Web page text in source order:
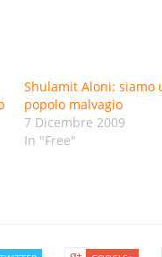
Shulamit Aloni: siamo
popolo malvagio
7 Dicembre 2009
In "Free"